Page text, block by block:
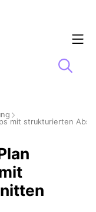
mit strukturierten